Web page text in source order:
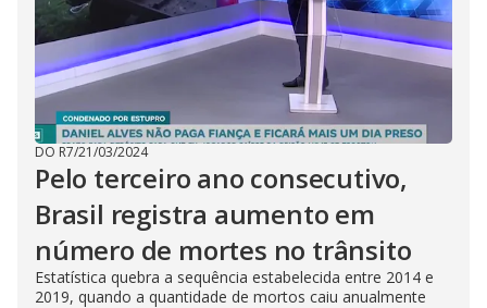
DO R7/21/03/2024
Pelo terceiro ano consecutivo,
Brasil registra aumento em
número de mortes no trânsito
Estatística quebra a sequência estabelecida entre 2014 e
2019, quando a quantidade de mortos caiu anualmente